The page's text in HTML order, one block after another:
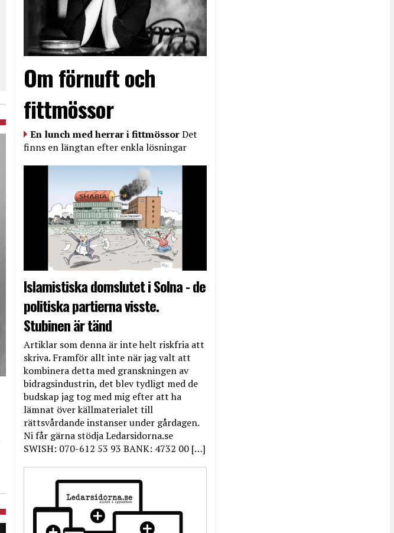
Om förnuft och
fittmössor
En lunch med herrar i fittmössorDet
finns en längtan efter enkla lösningar
Islamistiska domslutet i Solna - de
politiska partierna visste.
Stubinen är tänd
Artiklar som denna är inte helt riskfria att
skriva. Framför allt inte när jag valt att
kombinera detta med granskningen av
bidragsindustrin, det blev tydligt med de
budskap jag tog med mig efter att ha
lämnat över källmaterialet till
rättsvårdande instanser under gårdagen.
Ni får gärna stödja Ledarsidorna.se
SWISH: 070-612 53 93 BANK: 4732 00 […]